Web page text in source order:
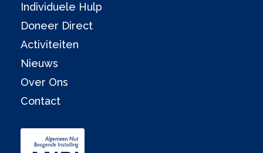
Individuele Hulp
Doneer Direct
Activiteiten
Nieuws
Over Ons
Contact